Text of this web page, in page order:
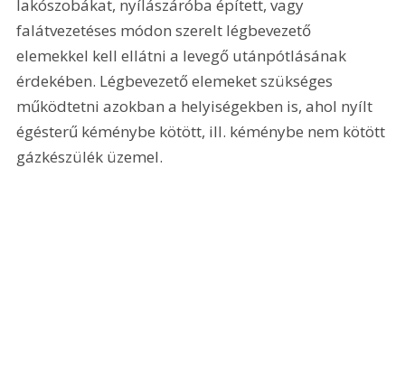
lakószobákat, nyílászáróba épített, vagy
falátvezetéses módon szerelt légbevezető
elemekkel kell ellátni a levegő utánpótlásának
érdekében. Légbevezető elemeket szükséges
működtetni azokban a helyiségekben is, ahol nyílt
égésterű kéménybe kötött, ill. kéménybe nem kötött
gázkészülék üzemel.